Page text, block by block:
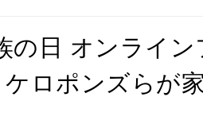
の日 オンライ
ケロポンズらが